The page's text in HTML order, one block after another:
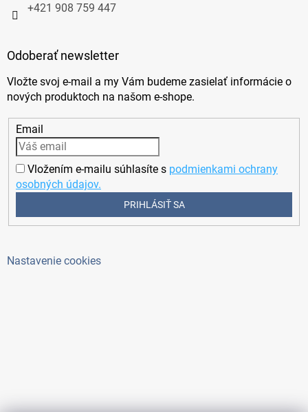
+421 908 759 447
Odoberať newsletter
Vložte svoj e-mail a my Vám budeme zasielať informácie o
nových produktoch na našom e-shope.
Email
Vložením e-mailu súhlasíte s podmienkami ochrany
osobných údajov.
PRIHLÁSIŤ SA
Nastavenie cookies